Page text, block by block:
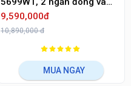
mát
9,590,000đ
10,890,000 đ
MUA NGAY